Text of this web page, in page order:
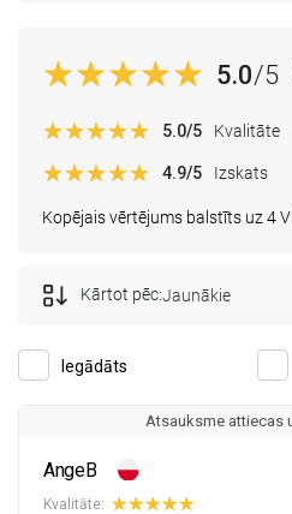
5.0/5
Kopējais vērtējums balstīts uz 4
5.0/5 Kvalitāte
4.9/5 Izskats
Iegādāts
Kārtot pēc:Jaunākie
Atsauksme attiecas
AngeB
Kvalitāte: